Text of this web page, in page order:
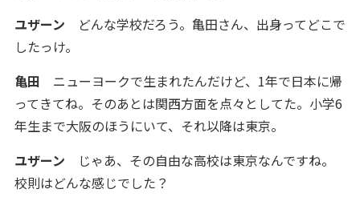
ユザーン どんな学校だろう。亀田さん、出身ってどこで
したっけ。
亀田 ニューヨークで生まれたんだけど、1年で日本に帰
ってきてね。そのあとは関西方面を点々としてた。小学6
年生まで大阪のほうにいて、それ以降は東京。
ユザーン じゃあ、その自由な高校は東京なんですね。
校則はどんな感じでした？